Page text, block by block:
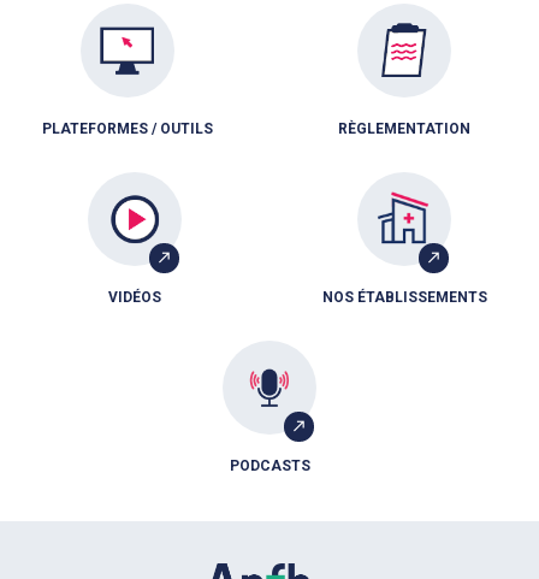
PLATEFORMES / OUTILS RÈGLEMENTATION
VIDÉOS NOS ÉTABLISSEMENTS
PODCASTS